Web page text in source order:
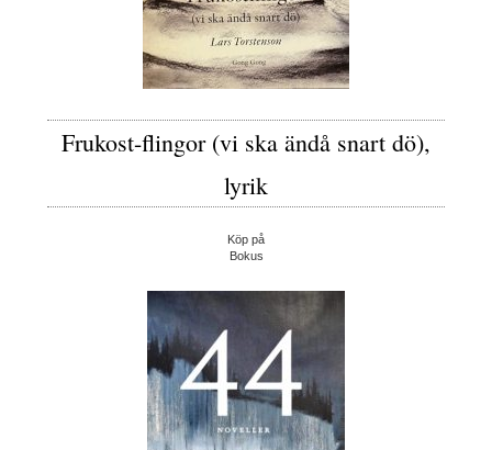
Frukost-flingor (vi ska ändå snart dö),
lyrik
Köp på
Bokus